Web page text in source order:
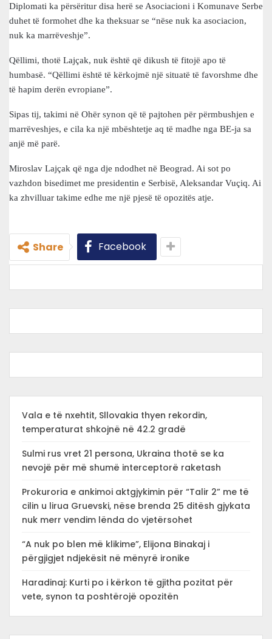
Diplomati ka përsëritur disa herë se Asociacioni i Komunave Serbe
duhet të formohet dhe ka theksuar se “nëse nuk ka asociacion,
nuk ka marrëveshje”.
Qëllimi, thotë Lajçak, nuk është që dikush të fitojë apo të
humbasë. “Qëllimi është të kërkojmë një situatë të favorshme dhe
të hapim derën evropiane”.
Sipas tij, takimi në Ohër synon që të pajtohen për përmbushjen e
marrëveshjes, e cila ka një mbështetje aq të madhe nga BE-ja sa
anjë më parë.
Miroslav Lajçak që nga dje ndodhet në Beograd. Ai sot po
vazhdon bisedimet me presidentin e Serbisë, Aleksandar Vuçiq. Ai
ka zhvilluar takime edhe me një pjesë të opozitës atje.
Share Facebook
Vala e të nxehtit, Sllovakia thyen rekordin,
temperaturat shkojnë në 42.2 gradë
Sulmi rus vret 21 persona, Ukraina thotë se ka
nevojë për më shumë interceptorë raketash
Prokuroria e ankimoi aktgjykimin për “Talir 2” me të
cilin u lirua Gruevski, nëse brenda 25 ditësh gjykata
nuk merr vendim lënda do vjetërsohet
“A nuk po blen më klikime”, Elijona Binakaj i
përgjigjet ndjekësit në mënyrë ironike
Haradinaj: Kurti po i kërkon të gjitha pozitat për
vete, synon ta poshtërojë opozitën